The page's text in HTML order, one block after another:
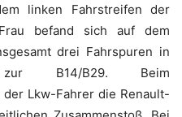
linken Fahrstreifen der
befand sich auf dem
drei Fahrspuren in
B14/B29. Beim
Lkw-Fahrer die Renault-